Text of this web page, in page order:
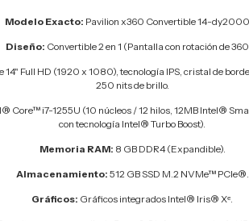
Modelo Exacto: Pavilion x360 Convertible 14-
Diseño: Convertible 2 en 1 (Pantalla con rotación de
14" Full HD (1920 x 1080), tecnología IPS, cristal de
250 nits de brillo.
Core™ i7-1255U (10 núcleos / 12 hilos, 12MB Intel®
con tecnología Intel® Turbo Boost).
Memoria RAM: 8 GB DDR4 (Expandible).
Almacenamiento: 512 GB SSD M.2 NVMe™ PCIe®.
Gráficos: Gráficos integrados Intel® Iris® Xᵉ.